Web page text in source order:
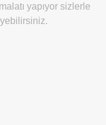
yapıyor sizlerle